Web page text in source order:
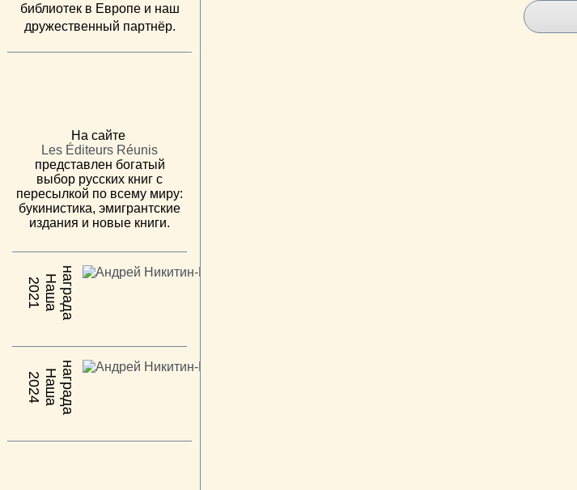
библиотек в Европе и наш
дружественный партнёр.
На сайте
Les Éditeurs Réunis
представлен богатый
выбор русских книг с
пересылкой по всему миру:
букинистика, эмигрантские
издания и новые книги.
2021 Н
а
ш
ан
а
г
р
а
да
2024 Н
а
ш
ан
а
г
р
а
да